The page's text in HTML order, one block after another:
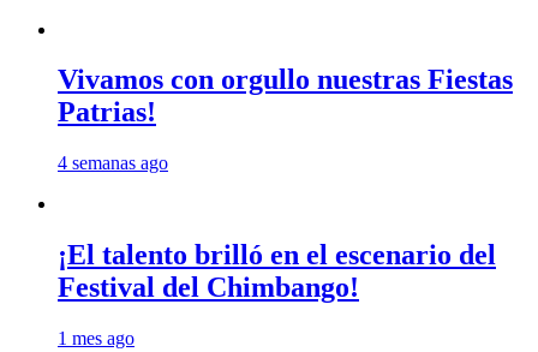
Vivamos con orgullo nuestras Fiestas
Patrias!
4 semanas ago
¡El talento brilló en el escenario del
Festival del Chimbango!
1 mes ago